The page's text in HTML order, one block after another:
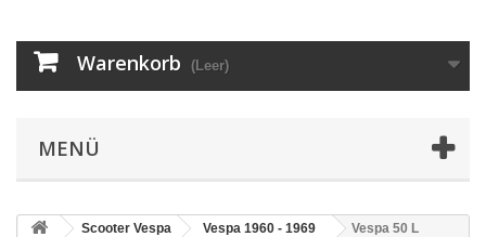
Warenkorb (Leer)
MENÜ
Scooter Vespa Vespa 1960 - 1969
Vespa 50 L